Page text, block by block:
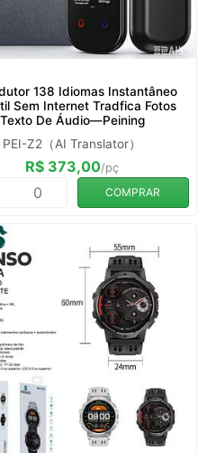
138 Idiomas Instantâneo
Sem Internet Tradfica Fotos
Texto De Áudio—Peining
PEI-Z2（AI Translator）
R$ 373,00/pç
COMPRAR